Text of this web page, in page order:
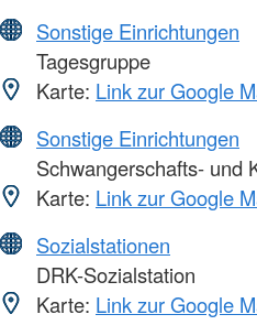
Sonstige Einrichtungen
Tagesgruppe
Karte: Link zur Google
Sonstige Einrichtungen
Schwangerschafts- und
Karte: Link zur Google
Sozialstationen
DRK-Sozialstation
Karte: Link zur Google